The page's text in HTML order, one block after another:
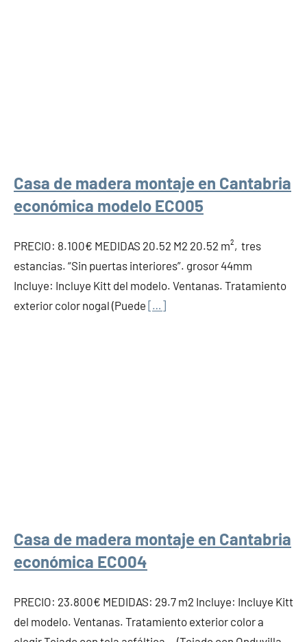
Casa de madera montaje en Cantabria
económica modelo ECO05
PRECIO: 8.100€ MEDIDAS 20.52 M2 20.52 m², tres
estancias. “Sin puertas interiores”. grosor 44mm
Incluye: Incluye Kitt del modelo. Ventanas. Tratamiento
exterior color nogal (Puede […]
Casa de madera montaje en Cantabria
económica ECO04
PRECIO: 23.800€ MEDIDAS: 29.7 m2 Incluye: Incluye Kitt
del modelo. Ventanas. Tratamiento exterior color a